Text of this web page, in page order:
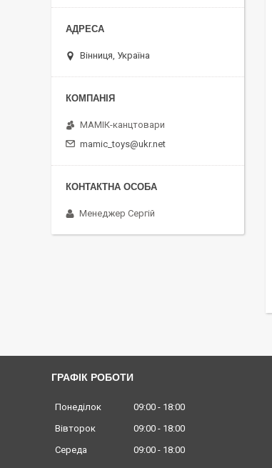
Вінниця, Україна
МАМІК-канцтовари
mamic_toys@ukr.net
Менеджер Сергій
ГРАФІК РОБОТИ
Понеділок 09:00
18:00
Вівторок
09:00
18:00
Середа
09:00
18:00